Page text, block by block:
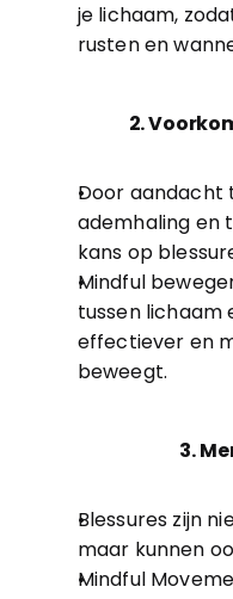
je lichaam,
rusten en
2.
Door aandacht
ademhaling en
kans op
Mindful
tussen lichaam
effectiever en
beweegt.
3.
Blessures zijn
maar kunnen
Mindful